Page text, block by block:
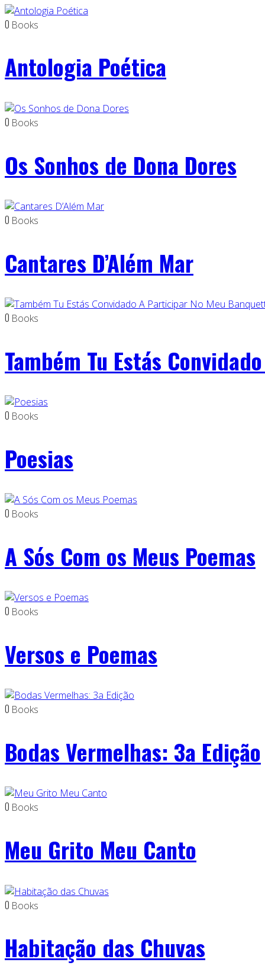
0 Books
Antologia Poética
0 Books
Os Sonhos de Dona Dores
0 Books
Cantares D’Além Mar
0 Books
Também Tu Estás
0 Books
Poesias
0 Books
A Sós Com os Meus Poemas
0 Books
Versos e Poemas
0 Books
Bodas Vermelhas: 3a Edição
0 Books
Meu Grito Meu Canto
0 Books
Habitação das Chuvas